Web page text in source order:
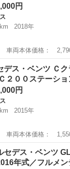
円
2018年
ツ ■ 車種名： Ｅク
ャルド スポーツ ■
ラス
デス・ベンツ Ｃ
２００ステーシ
円
2015年
■ 車種名： Ｃクラ
００ステーションワ
セデス・ベンツ
年式／フルメ